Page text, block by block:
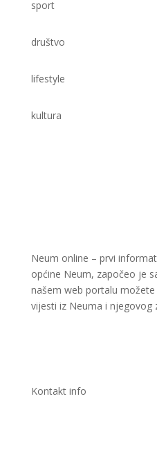
sport
društvo
lifestyle
kultura
Neum online – prvi
općine Neum, započeo je
našem web portalu
vijesti iz Neuma i njegovog
Kontakt info